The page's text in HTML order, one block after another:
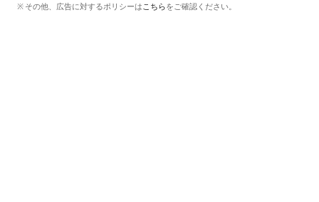
その他、広告に対するポリシーはこちらをご確認ください。